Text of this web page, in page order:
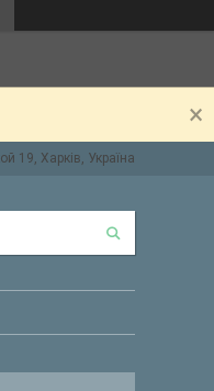
19, Харків, Україна